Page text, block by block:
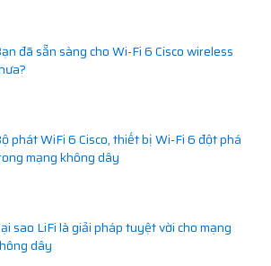
đã sẵn sàng cho Wi-Fi 6 Cisco wireless
phát WiFi 6 Cisco, thiết bị Wi-Fi 6 đột phá
mạng không dây
sao LiFi là giải pháp tuyệt vời cho mạng
dây